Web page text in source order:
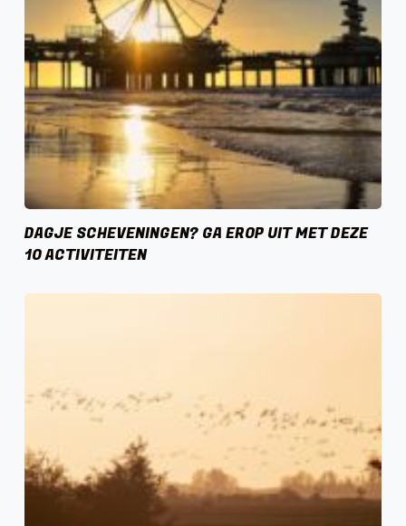
DAGJE SCHEVENINGEN? GA EROP UIT MET DEZE
10 ACTIVITEITEN